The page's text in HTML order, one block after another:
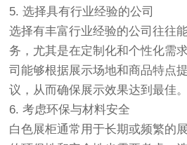
5. 选择具有行业经验的公司
选择有丰富行业经验的公司往往
务，尤其是在定制化和个性化需
司能够根据展示场地和商品特点
议，从而确保展示效果达到最佳。
6. 考虑环保与材料安全
白色展柜通常用于长期或频繁的